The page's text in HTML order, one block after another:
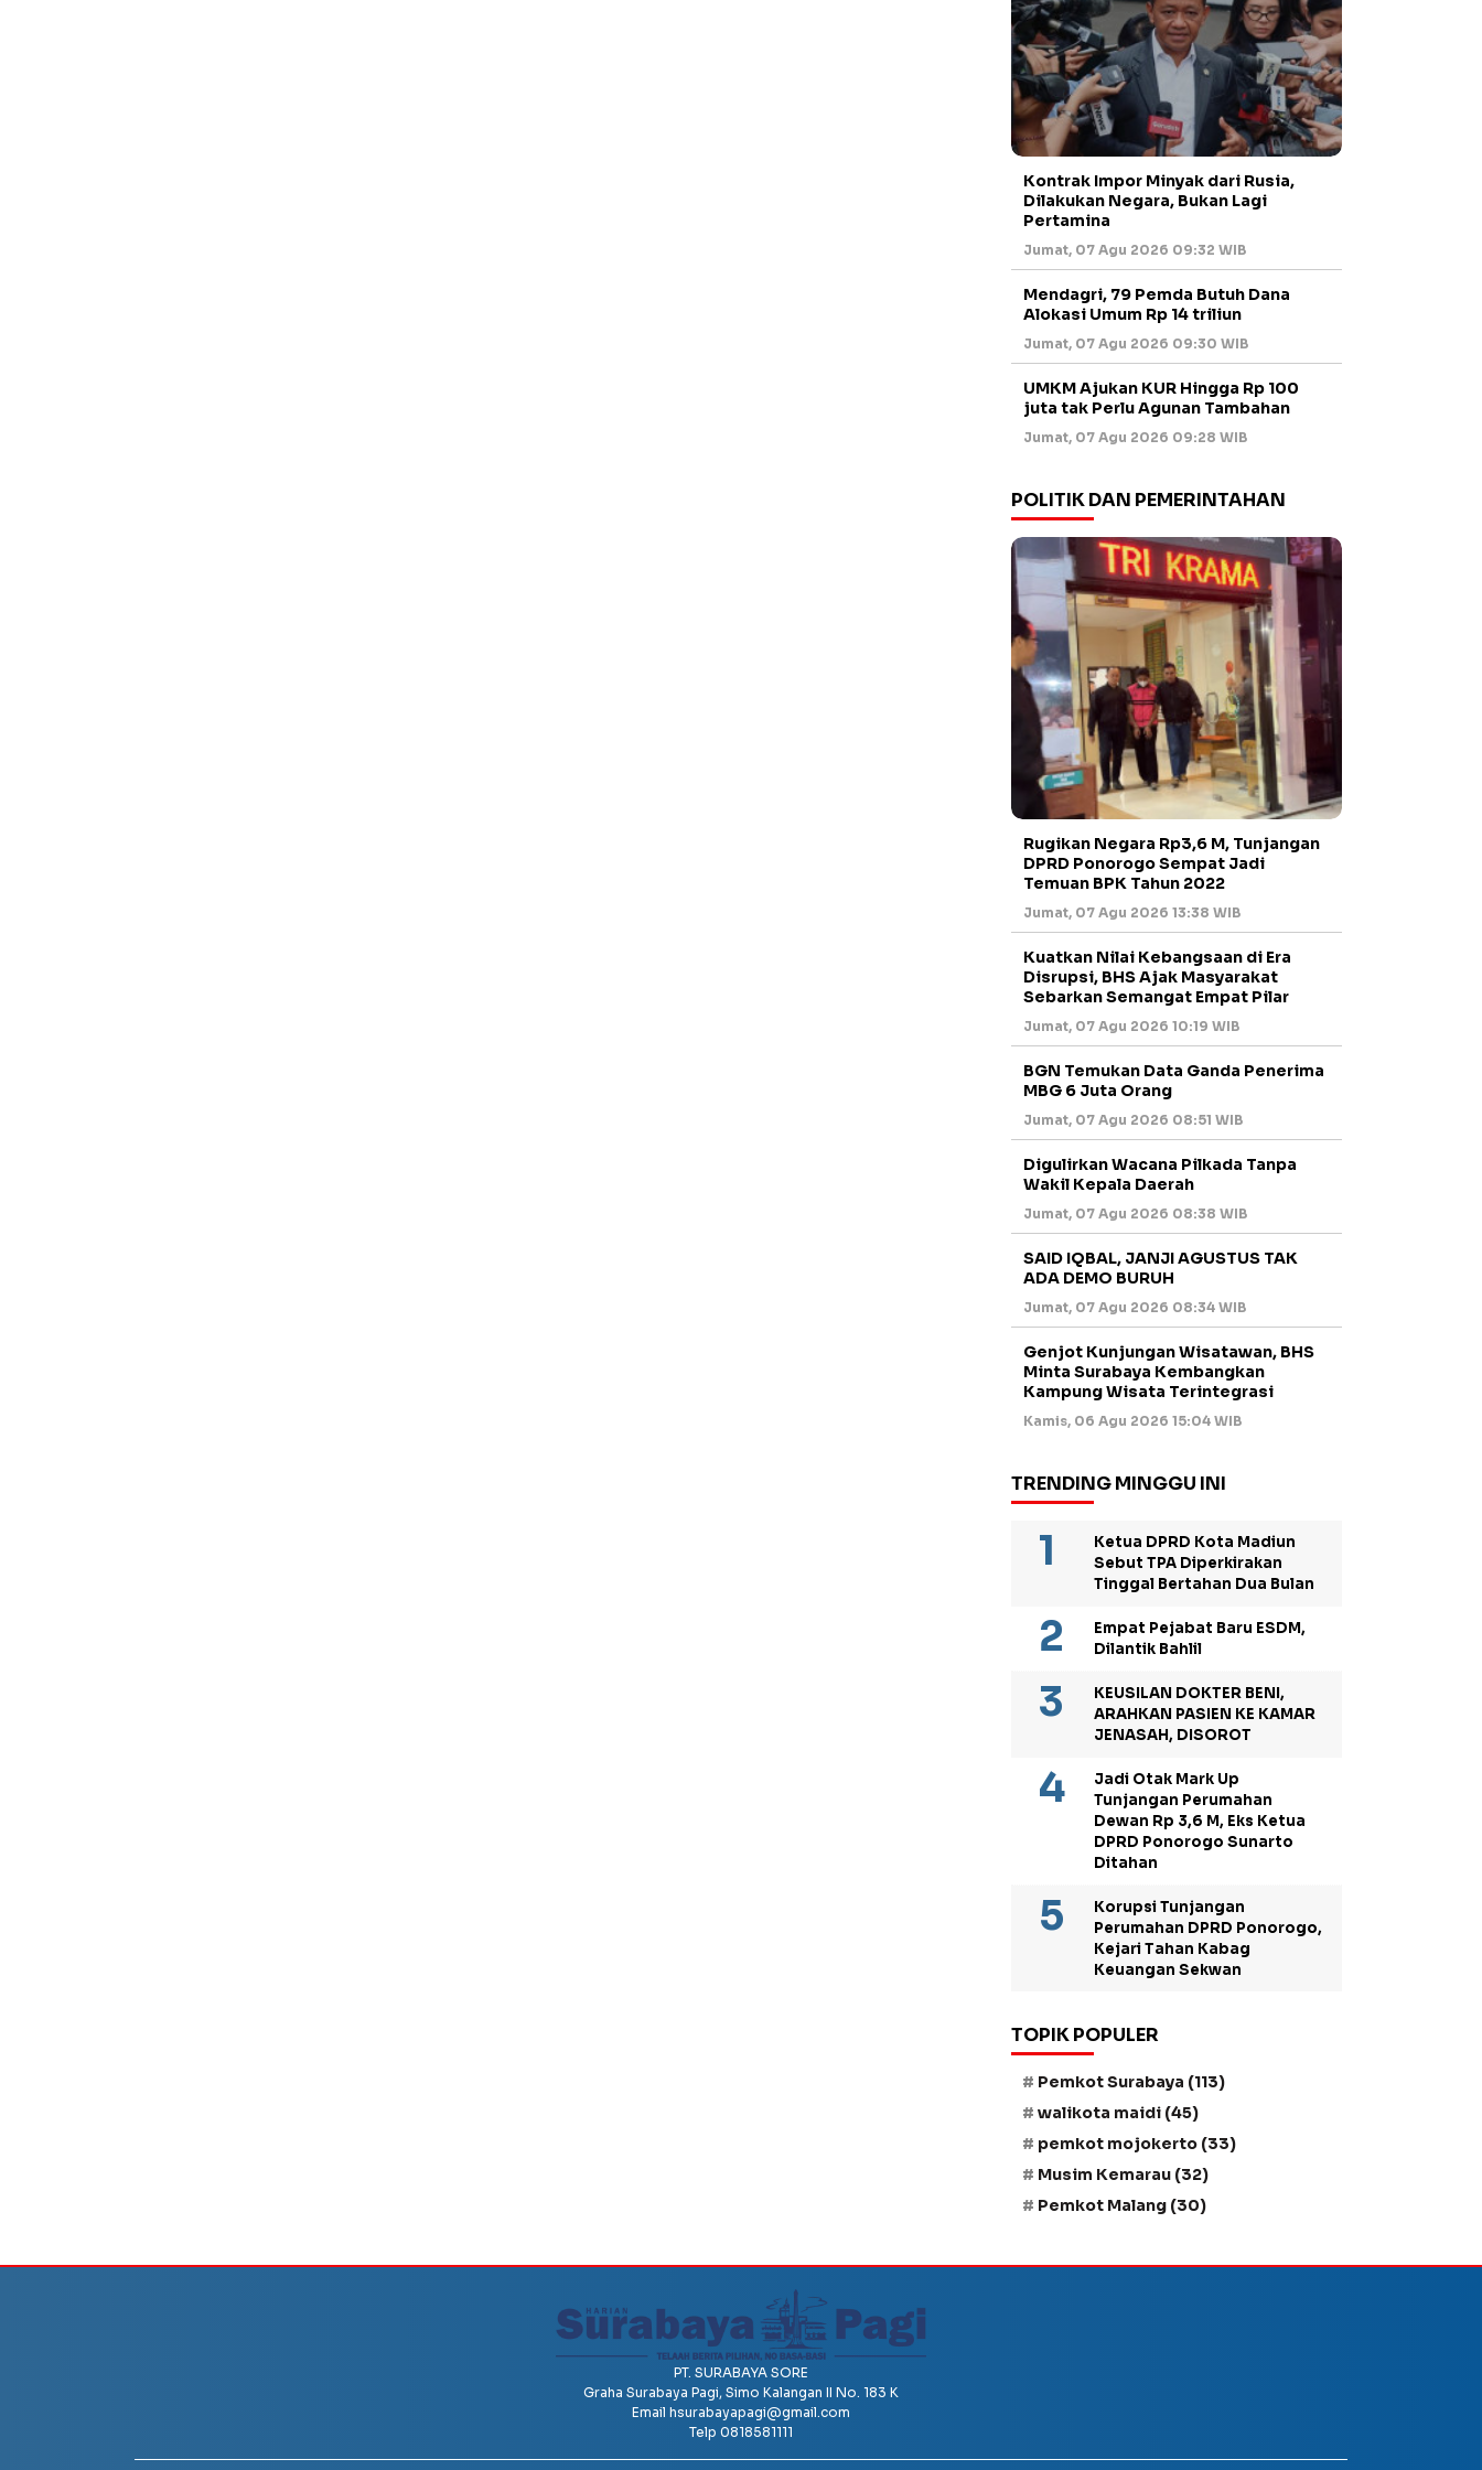
Kontrak Impor Minyak dari Rusia,
Dilakukan Negara, Bukan Lagi
Pertamina
Jumat, 07 Agu 2026 09:32 WIB
Mendagri, 79 Pemda Butuh Dana
Alokasi Umum Rp 14 triliun
Jumat, 07 Agu 2026 09:30 WIB
UMKM Ajukan KUR Hingga Rp 100
juta tak Perlu Agunan Tambahan
Jumat, 07 Agu 2026 09:28 WIB
POLITIK DAN PEMERINTAHAN
Rugikan Negara Rp3,6 M, Tunjangan
DPRD Ponorogo Sempat Jadi
Temuan BPK Tahun 2022
Jumat, 07 Agu 2026 13:38 WIB
Kuatkan Nilai Kebangsaan di Era
Disrupsi, BHS Ajak Masyarakat
Sebarkan Semangat Empat Pilar
Jumat, 07 Agu 2026 10:19 WIB
BGN Temukan Data Ganda Penerima
MBG 6 Juta Orang
Jumat, 07 Agu 2026 08:51 WIB
Digulirkan Wacana Pilkada Tanpa
Wakil Kepala Daerah
Jumat, 07 Agu 2026 08:38 WIB
SAID IQBAL, JANJI AGUSTUS TAK
ADA DEMO BURUH
Jumat, 07 Agu 2026 08:34 WIB
Genjot Kunjungan Wisatawan, BHS
Minta Surabaya Kembangkan
Kampung Wisata Terintegrasi
Kamis, 06 Agu 2026 15:04 WIB
TRENDING MINGGU INI
Ketua DPRD Kota Madiun
Sebut TPA Diperkirakan
Tinggal Bertahan Dua Bulan
Empat Pejabat Baru ESDM,
Dilantik Bahlil
KEUSILAN DOKTER BENI,
ARAHKAN PASIEN KE KAMAR
JENASAH, DISOROT
Jadi Otak Mark Up
Tunjangan Perumahan
Dewan Rp 3,6 M, Eks Ketua
DPRD Ponorogo Sunarto
Ditahan
Korupsi Tunjangan
Perumahan DPRD Ponorogo,
Kejari Tahan Kabag
Keuangan Sekwan
TOPIK POPULER
Pemkot Surabaya (113)
walikota maidi (45)
pemkot mojokerto (33)
Musim Kemarau (32)
Pemkot Malang (30)
PT. SURABAYA SORE
Graha Surabaya Pagi, Simo Kalangan II No. 183 K
Email hsurabayapagi@gmail.com
Telp 0818581111